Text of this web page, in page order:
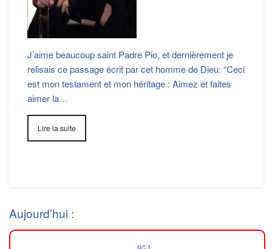
J’aime beaucoup saint Padre Pio, et dernièrement je
relisais ce passage écrit par cet homme de Dieu: “Ceci
est mon testament et mon héritage : Aimez et faites
aimer la…
Lire la suite
Aujourd’hui :